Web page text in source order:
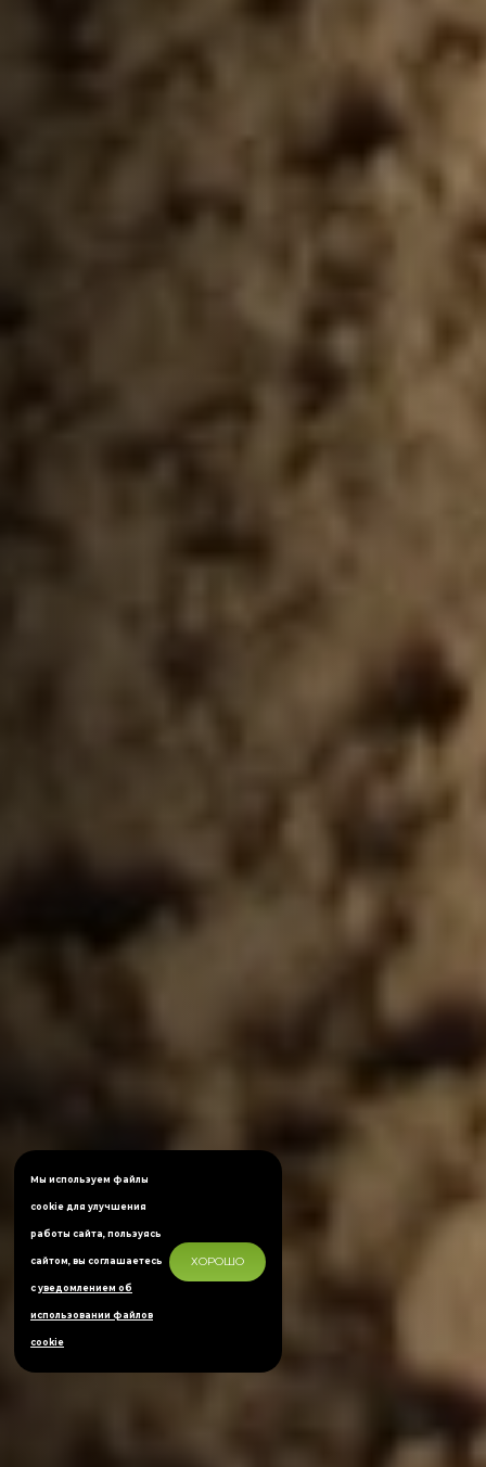
Мы используем файлы
cookie для улучшения
работы сайта, пользуясь
сайтом, вы соглашаетесь
суведомлением об
использовании файлов
cookie
ХОРОШО